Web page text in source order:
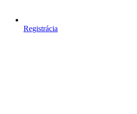
Registrácia